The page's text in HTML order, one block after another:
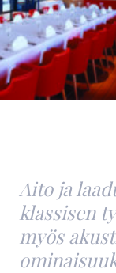
Aito ja
klassisen
myös